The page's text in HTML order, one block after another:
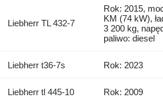
Liebherr TL 432-7
Rok: 2015,
KM (74 kW),
3 200 kg,
paliwo: diesel
Liebherr t36-7s Rok: 2023
Liebherr tl 445-10 Rok: 2009